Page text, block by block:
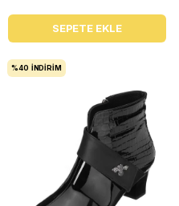
SEPETE EKLE
%40 İNDIRIM